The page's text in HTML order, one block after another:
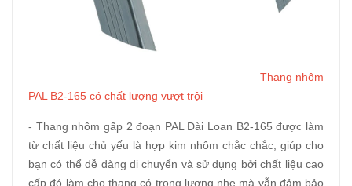
Thang nhôm
PAL B2-165 có chất lượng vượt trội
- Thang nhôm gấp 2 đoạn PAL Đài Loan B2-165 được làm
từ chất liệu chủ yếu là hợp kim nhôm chắc chắc, giúp cho
bạn có thể dễ dàng di chuyển và sử dụng bởi chất liệu cao
cấp đó làm cho thang có trọng lượng nhẹ mà vẫn đảm bảo